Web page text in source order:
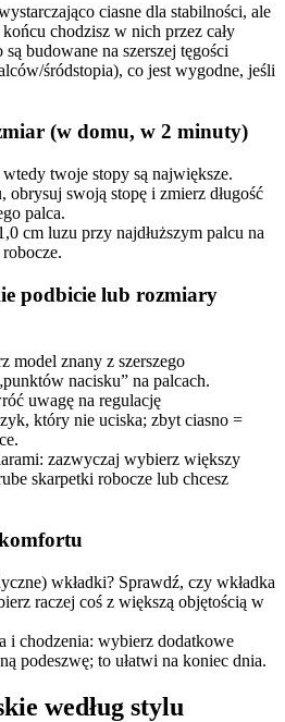
ciasne dla stabilności, ale
chodzisz w nich przez cały
budowane na szerszej tęgości
śródstopia), co jest wygodne, jeśli
(w domu, w 2 minuty)
twoje stopy są największe.
obrysuj swoją stopę i zmierz długość
palca.
cm luzu przy najdłuższym palcu na
podbicie lub rozmiary
model znany z szerszego
nacisku” na palcach.
uwagę na regulację
który nie uciska; zbyt ciasno =
zazwyczaj wybierz większy
skarpetki robocze lub chcesz
wkładki? Sprawdź, czy wkładka
raczej coś z większą objętością w
i chodzenia: wybierz dodatkowe
podeszwę; to ułatwi na koniec dnia.
według stylu